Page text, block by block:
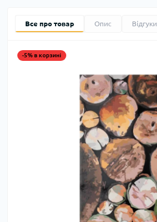
Все про товар Опис Відгуки
-5% в корзині